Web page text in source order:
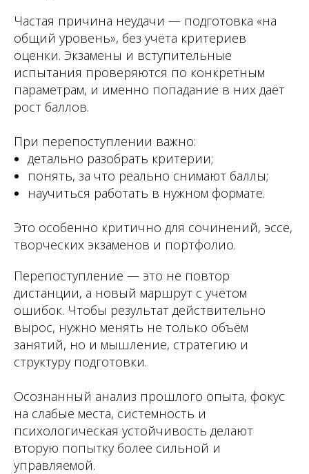
Частая причина неудачи — подготовка «на
общий уровень», без учёта критериев
оценки. Экзамены и вступительные
испытания проверяются по конкретным
параметрам, и именно попадание в них даёт
рост баллов.
При перепоступлении важно:
детально разобрать критерии;
понять, за что реально снимают баллы;
научиться работать в нужном формате.
Это особенно критично для сочинений, эссе,
творческих экзаменов и портфолио.
Перепоступление — это не повтор
дистанции, а новый маршрут с учётом
ошибок. Чтобы результат действительно
вырос, нужно менять не только объём
занятий, но и мышление, стратегию и
структуру подготовки.
Осознанный анализ прошлого опыта, фокус
на слабые места, системность и
психологическая устойчивость делают
вторую попытку более сильной и
управляемой.